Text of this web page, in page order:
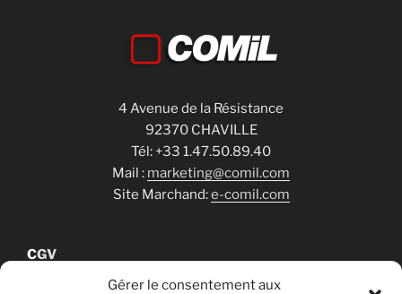
Gérer le consentement aux
4 Avenue de la Résistance
92370 CHAVILLE
Tél: +33 1.47.50.89.40
Mail : marketing@comil.com
Site Marchand:e-comil.com
CGV